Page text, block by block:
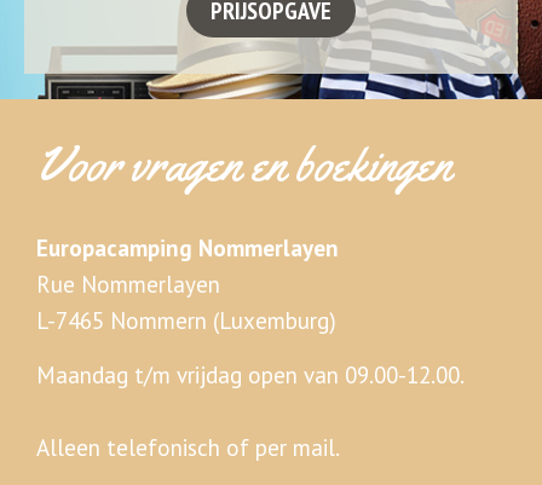
Voor vragen en boekingen
Europacamping Nommerlayen
Rue Nommerlayen
L-7465 Nommern (Luxemburg)
Maandag t/m vrijdag open van 09.00-12.00.
Alleen telefonisch of per mail.